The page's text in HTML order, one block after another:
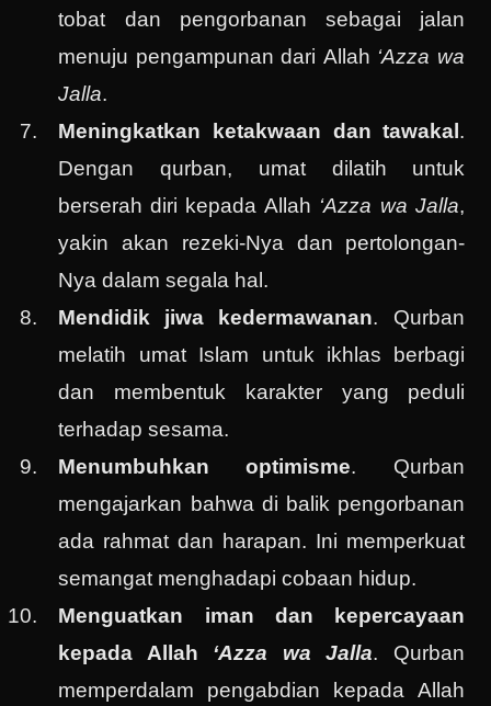
tobat dan pengorbanan sebagai jalan
menuju pengampunan dari Allah ‘Azza wa
Jalla.
Meningkatkan ketakwaan dan tawakal .
Dengan qurban, umat dilatih untuk
berserah diri kepada Allah ‘Azza wa Jalla,
yakin akan rezeki-Nya dan pertolongan-
Nya dalam segala hal.
Mendidik jiwa kedermawanan. Qurban
melatih umat Islam untuk ikhlas berbagi
dan membentuk karakter yang peduli
terhadap sesama.
Menumbuhkan optimisme. Qurban
mengajarkan bahwa di balik pengorbanan
ada rahmat dan harapan. Ini memperkuat
semangat menghadapi cobaan hidup.
Menguatkan iman dan kepercayaan
kepada Allah ‘Azza wa Jalla. Qurban
memperdalam pengabdian kepada Allah